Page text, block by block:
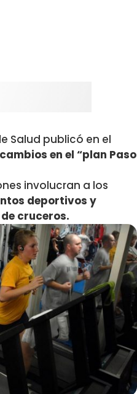
Salud publicó en el
cambios en el “plan Paso
involucran a los
deportivos y
cruceros.